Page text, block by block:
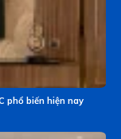
phổ biến hiện nay